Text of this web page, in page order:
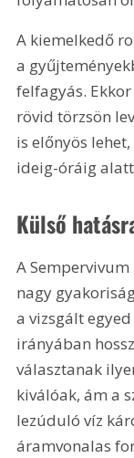
A kiemelkedő
a
felfagyás.
rövid törzsön
is előnyös
ideig-óráig
Külső
A
nagy
a vizsgált
irányában
választanak
kiválóak, ám a
lezúduló víz
áramvonalas